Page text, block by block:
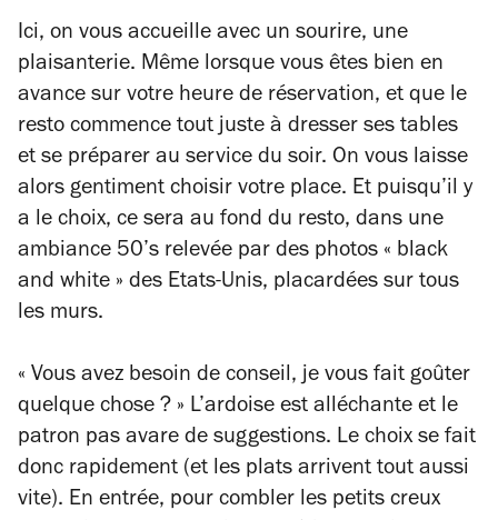
Ici, on vous accueille avec un sourire, une
plaisanterie. Même lorsque vous êtes bien en
avance sur votre heure de réservation, et que le
resto commence tout juste à dresser ses tables
et se préparer au service du soir. On vous laisse
alors gentiment choisir votre place. Et puisqu’il y
a le choix, ce sera au fond du resto, dans une
ambiance 50’s relevée par des photos « black
and white » des Etats-Unis, placardées sur tous
les murs.
« Vous avez besoin de conseil, je vous fait goûter
quelque chose ? » L’ardoise est alléchante et le
patron pas avare de suggestions. Le choix se fait
donc rapidement (et les plats arrivent tout aussi
vite). En entrée, pour combler les petits creux